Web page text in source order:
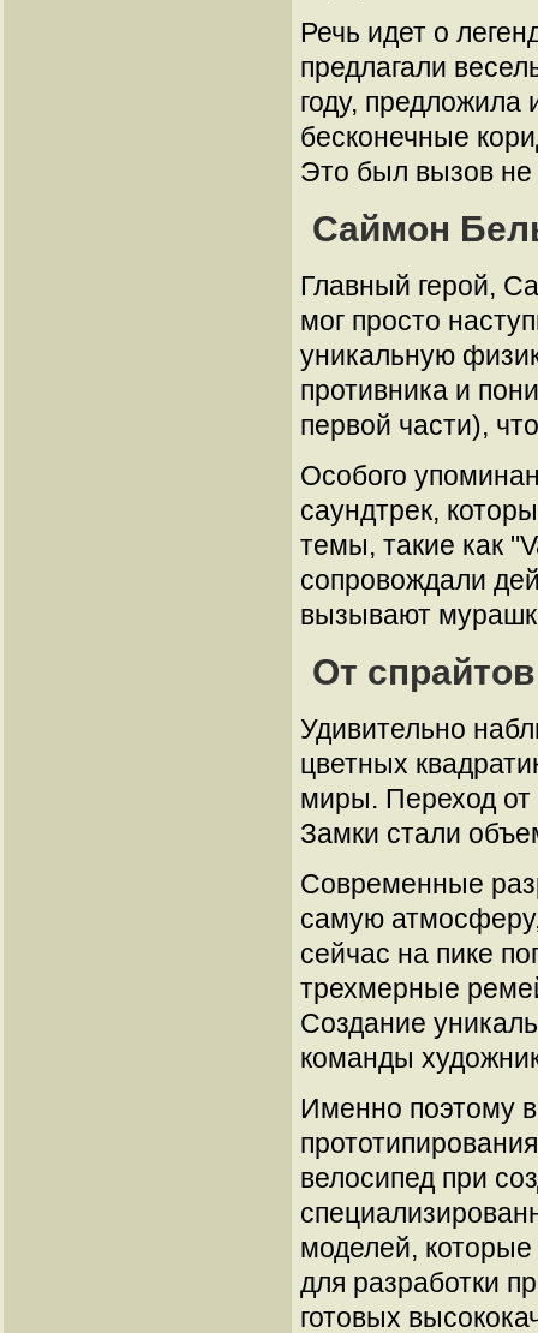
Речь идет о
предлагали
году,
бесконечные
Это был вызов не
Саймон
Главный герой,
мог просто
уникальную
противника и
первой части),
Особого
саундтрек,
темы, такие как
сопровождали
вызывают
От
Удивительно
цветных
миры. Переход от
Замки стали
Современные
самую
сейчас на пике
трехмерные
Создание
команды
Именно поэтому
велосипед при
моделей, которые
для разработки
готовых